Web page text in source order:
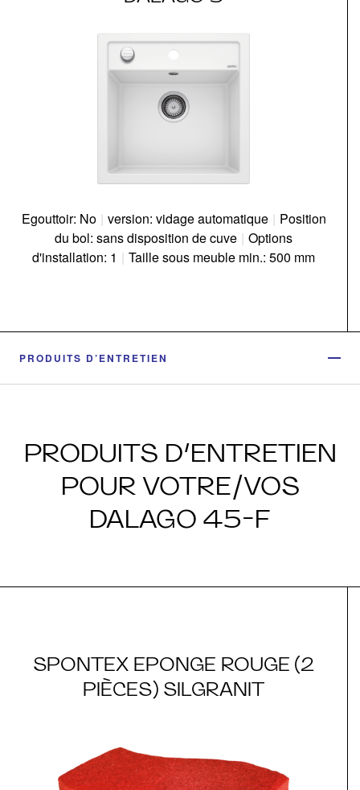
Egouttoir: No | version: vidage automatique | Position
du bol: sans disposition de cuve | Options
d'installation: 1 | Taille sous meuble min.: 500 mm
PRODUITS D’ENTRETIEN
PRODUITS D’ENTRETIEN
POUR VOTRE/VOS
DALAGO 45-F
SPONTEX EPONGE ROUGE (2
PIÈCES) SILGRANIT